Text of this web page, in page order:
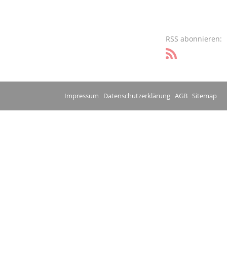
RSS abonnieren:
Impressum Datenschutzerklärung AGB Sitemap